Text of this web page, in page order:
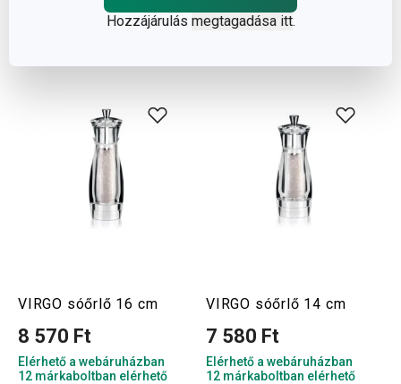
Hozzájárulás megtagadása itt.
Kosárba Kosárba
VIRGO sóőrlő 16 cm
8 570 Ft
Elérhető a webáruházban
12 márkaboltban elérhető
VIRGO sóőrlő 14 cm
7 580 Ft
Elérhető a webáruházban
12 márkaboltban elérhető